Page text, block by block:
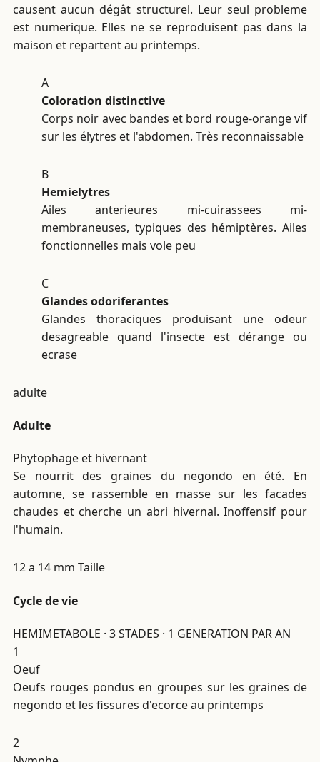
causent aucun dégât structurel. Leur seul probleme
est numerique. Elles ne se reproduisent pas dans la
maison et repartent au printemps.
A
Coloration distinctive
Corps noir avec bandes et bord rouge-orange vif
sur les élytres et l'abdomen. Très reconnaissable
B
Hemielytres
Ailes anterieures mi-cuirassees mi-
membraneuses, typiques des hémiptères. Ailes
fonctionnelles mais vole peu
C
Glandes odoriferantes
Glandes thoraciques produisant une odeur
desagreable quand l'insecte est dérange ou
ecrase
adulte
Adulte
Phytophage et hivernant
Se nourrit des graines du negondo en été. En
automne, se rassemble en masse sur les facades
chaudes et cherche un abri hivernal. Inoffensif pour
l'humain.
12 a 14 mm Taille
Cycle de vie
HEMIMETABOLE · 3 STADES · 1 GENERATION PAR AN
1
Oeuf
Oeufs rouges pondus en groupes sur les graines de
negondo et les fissures d'ecorce au printemps
2